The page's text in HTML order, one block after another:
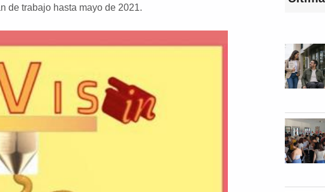
de trabajo hasta mayo de 2021.